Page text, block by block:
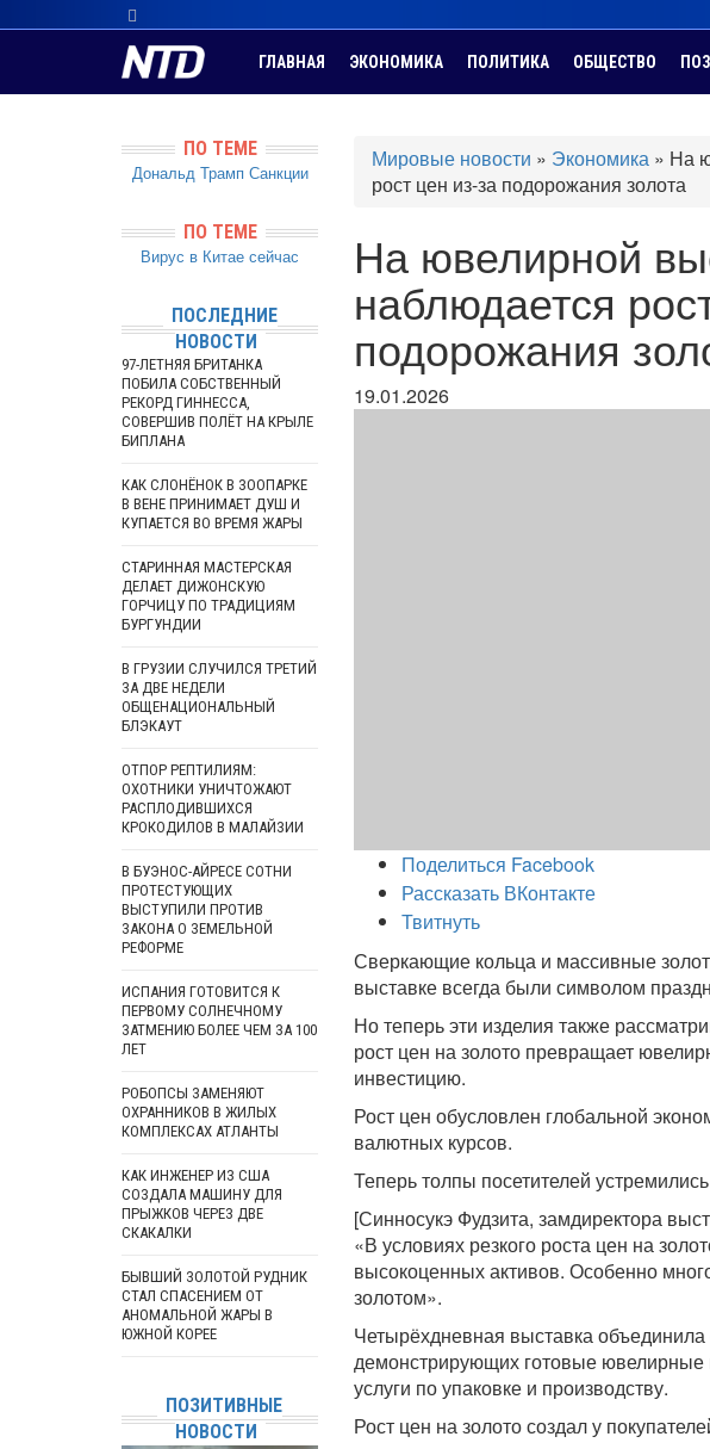
ГЛАВНАЯ ЭКОНОМИКА ПОЛИТИКА ОБЩЕСТВО
Мировые новости » Экономика » На
рост цен из-за подорожания золота
На ювелирной
наблюдается
подорожания
19.01.2026
Поделиться Facebook
Рассказать ВКонтакте
Твитнуть
Сверкающие кольца и массивные
выставке всегда были символом
Но теперь эти изделия также
рост цен на золото превращает
инвестицию.
Рост цен обусловлен глобальной
валютных курсов.
Теперь толпы посетителей
[Синносукэ Фудзита, замдиректора
«В условиях резкого роста цен на
высокоценных активов. Особенно
золотом».
Четырёхдневная выставка объединила
демонстрирующих готовые ювелирные
услуги по упаковке и производству.
Рост цен на золото создал у
ПО ТЕМЕ
Дональд Трамп Санкции
ПО ТЕМЕ
Вирус в Китае сейчас
ПОСЛЕДНИЕ
НОВОСТИ
97-ЛЕТНЯЯ БРИТАНКА
ПОБИЛА СОБСТВЕННЫЙ
РЕКОРД ГИННЕССА,
СОВЕРШИВ ПОЛЁТ НА КРЫЛЕ
БИПЛАНА
КАК СЛОНЁНОК В ЗООПАРКЕ
В ВЕНЕ ПРИНИМАЕТ ДУШ И
КУПАЕТСЯ ВО ВРЕМЯ ЖАРЫ
СТАРИННАЯ МАСТЕРСКАЯ
ДЕЛАЕТ ДИЖОНСКУЮ
ГОРЧИЦУ ПО ТРАДИЦИЯМ
БУРГУНДИИ
В ГРУЗИИ СЛУЧИЛСЯ ТРЕТИЙ
ЗА ДВЕ НЕДЕЛИ
ОБЩЕНАЦИОНАЛЬНЫЙ
БЛЭКАУТ
ОТПОР РЕПТИЛИЯМ:
ОХОТНИКИ УНИЧТОЖАЮТ
РАСПЛОДИВШИХСЯ
КРОКОДИЛОВ В МАЛАЙЗИИ
В БУЭНОС-АЙРЕСЕ СОТНИ
ПРОТЕСТУЮЩИХ
ВЫСТУПИЛИ ПРОТИВ
ЗАКОНА О ЗЕМЕЛЬНОЙ
РЕФОРМЕ
ИСПАНИЯ ГОТОВИТСЯ К
ПЕРВОМУ СОЛНЕЧНОМУ
ЗАТМЕНИЮ БОЛЕЕ ЧЕМ ЗА 100
ЛЕТ
РОБОПСЫ ЗАМЕНЯЮТ
ОХРАННИКОВ В ЖИЛЫХ
КОМПЛЕКСАХ АТЛАНТЫ
КАК ИНЖЕНЕР ИЗ США
СОЗДАЛА МАШИНУ ДЛЯ
ПРЫЖКОВ ЧЕРЕЗ ДВЕ
СКАКАЛКИ
БЫВШИЙ ЗОЛОТОЙ РУДНИК
СТАЛ СПАСЕНИЕМ ОТ
АНОМАЛЬНОЙ ЖАРЫ В
ЮЖНОЙ КОРЕЕ
ПОЗИТИВНЫЕ
НОВОСТИ